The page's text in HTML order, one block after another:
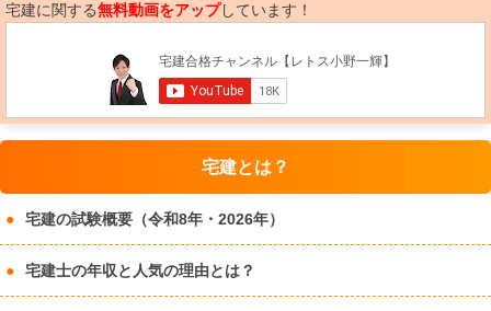
宅建に関する無料動画をアップしています！
宅建とは？
宅建の試験概要（令和8年・2026年）
宅建士の年収と人気の理由とは？